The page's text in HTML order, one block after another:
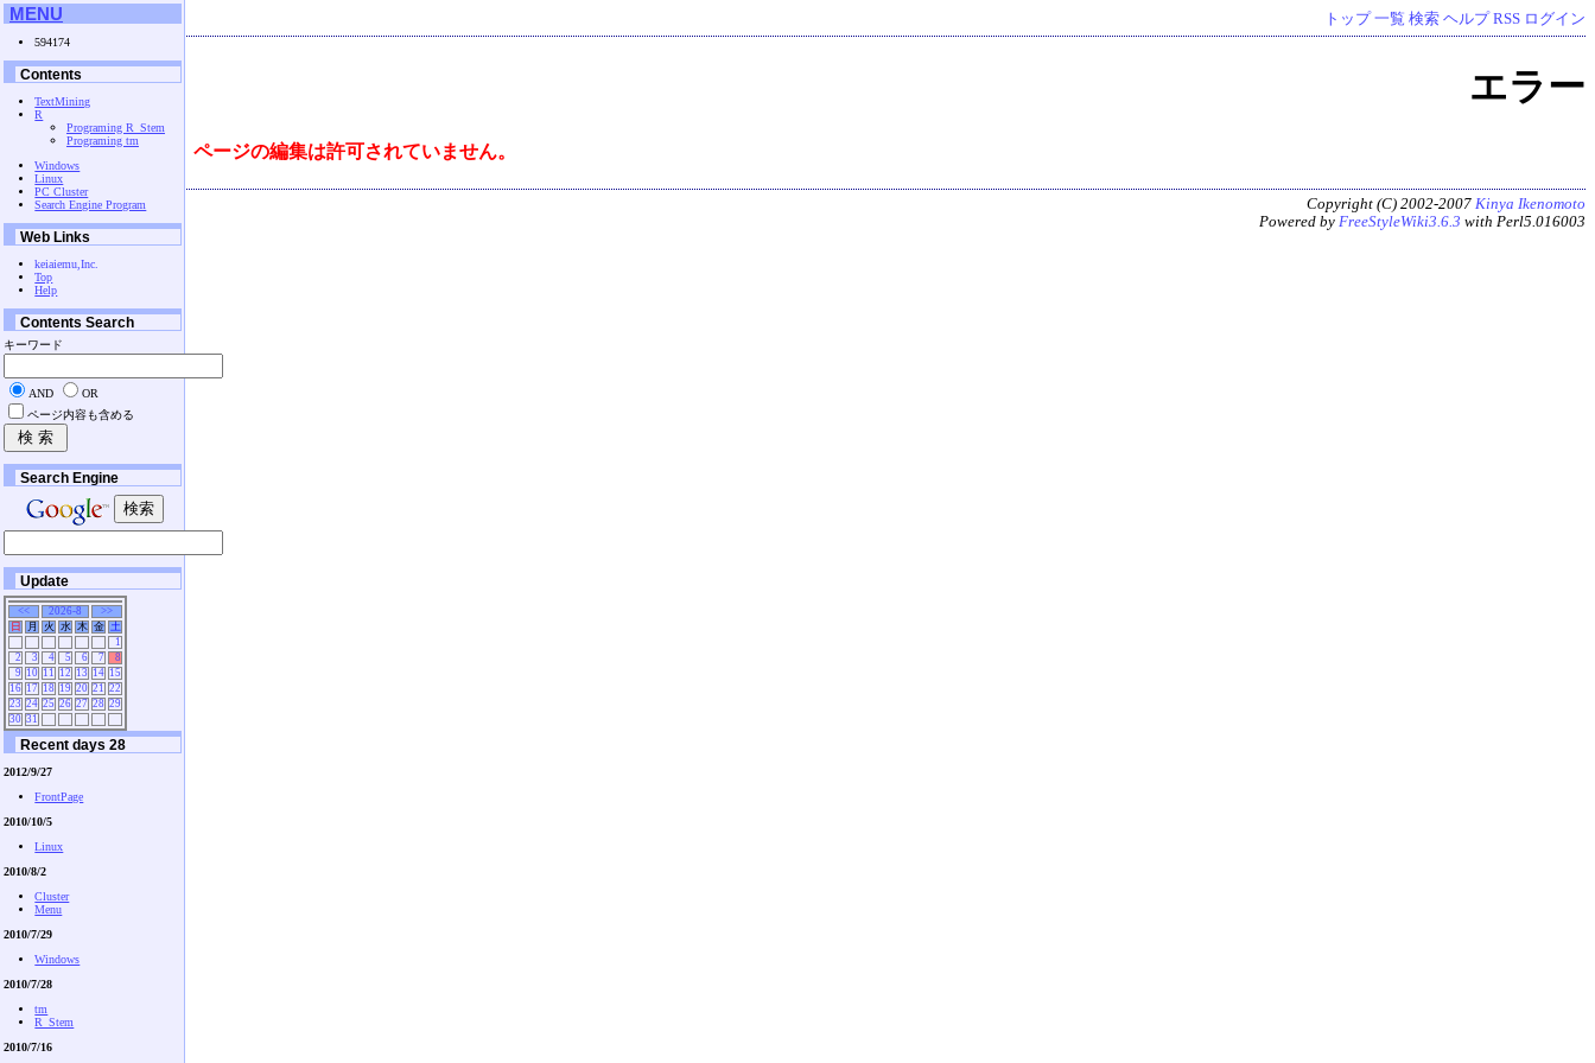
トップ 一覧 検索 ヘルプ RSS ログイン
エラー
ページの編集は許可されていません。
MENU
594174
Contents
TextMining
R
Programing R_Stem
Programing tm
Windows
Linux
PC Cluster
Search Engine Program
Web Links
keiaiemu,Inc.
Top
Help
Contents Search
キーワード
AND
OR
ページ内容も含める
Search Engine
Update
<< 2026-8
>>
日
月 火 水 木 金
土
1
2
3 4 5 6 7
8
9 10 11 12 13 14 15
16 17 18 19 20 21
22
23 24 25 26 27 28 29
30 31
Recent days 28
2012/9/27
FrontPage
2010/10/5
Linux
2010/8/2
Cluster
Menu
2010/7/29
Windows
2010/7/28
tm
R_Stem
2010/7/16
Copyright (C) 2002-2007 Kinya Ikenomoto
Powered by FreeStyleWiki3.6.3 with Perl5.016003